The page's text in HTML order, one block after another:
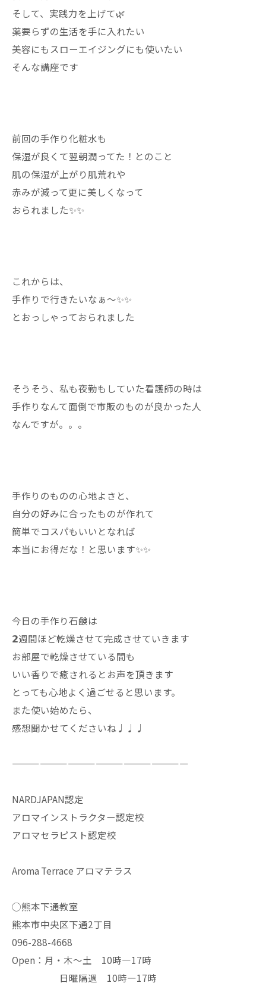
そして、実践力を上げて🌿
薬要らずの生活を手に入れたい
美容にもスローエイジングにも使いたい
そんな講座です
前回の手作り化粧水も
保湿が良くて翌朝潤ってた！とのこと
肌の保湿が上がり肌荒れや
赤みが減って更に美しくなって
おられました✨✨
これからは、
手作りで行きたいなぁ〜✨✨
とおっしゃっておられました
そうそう、私も夜勤もしていた看護師の時は
手作りなんて面倒で市販のものが良かった人
なんですが。。。
手作りのものの心地よさと、
自分の好みに合ったものが作れて
簡単でコスパもいいとなれば
本当にお得だな！と思います✨✨
今日の手作り石鹸は
𝟮週間ほど乾燥させて完成させていきます
お部屋で乾燥させている間も
いい香りで癒されるとお声を頂きます
とっても心地よく過ごせると思います。
また使い始めたら、
感想聞かせてくださいね♩♩♩
———————————————————
NARDJAPAN認定
アロマインストラクター認定校
アロマセラピスト認定校
Aroma Terrace アロマテラス
◯熊本下通教室
熊本市中央区下通2丁目
096-288-4668
Open：月・木〜土 10時—17時
日曜隔週 10時—17時